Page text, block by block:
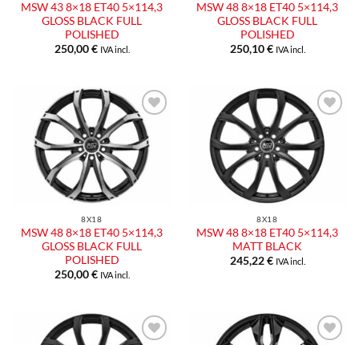
MSW 43 8×18 ET40 5×114,3
GLOSS BLACK FULL
POLISHED
250,00€ IVA incl.
MSW 48 8×18 ET40 5×114,3
GLOSS BLACK FULL
POLISHED
250,10€ IVA incl.
Aggiungi
alla lista
dei
desideri
8X18
MSW 48 8×18 ET40 5×114,3
GLOSS BLACK FULL
POLISHED
250,00€ IVA incl.
Aggiungi
alla lista
dei
desideri
8X18
MSW 48 8×18 ET40 5×114,3
MATT BLACK
245,22€ IVA incl.